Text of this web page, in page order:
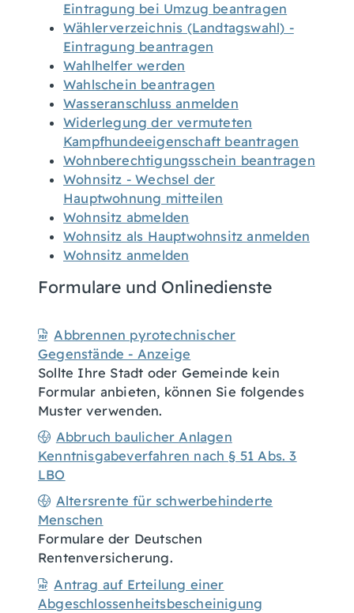
Eintragung bei Umzug beantragen
Wählerverzeichnis (Landtagswahl) -
Eintragung beantragen
Wahlhelfer werden
Wahlschein beantragen
Wasseranschluss anmelden
Widerlegung der vermuteten
Kampfhundeeigenschaft beantragen
Wohnberechtigungsschein beantragen
Wohnsitz - Wechsel der
Hauptwohnung mitteilen
Wohnsitz abmelden
Wohnsitz als Hauptwohnsitz anmelden
Wohnsitz anmelden
Formulare und Onlinedienste
Abbrennen pyrotechnischer
Gegenstände - Anzeige
Sollte Ihre Stadt oder Gemeinde kein
Formular anbieten, können Sie folgendes
Muster verwenden.
Abbruch baulicher Anlagen
Kenntnisgabeverfahren nach § 51 Abs. 3
LBO
Altersrente für schwerbehinderte
Menschen
Formulare der Deutschen
Rentenversicherung.
Antrag auf Erteilung einer
Abgeschlossenheitsbescheinigung